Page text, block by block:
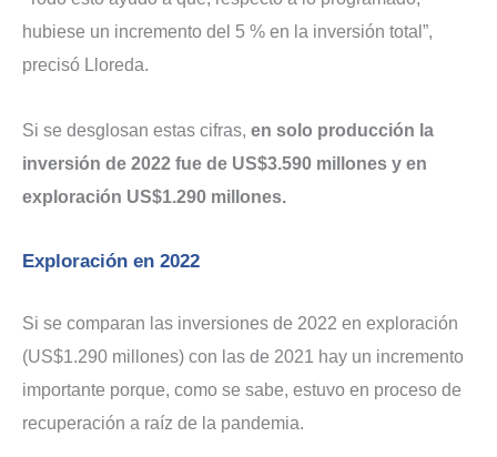
hubiese un incremento del 5 % en la inversión total”,
precisó Lloreda.
Si se desglosan estas cifras, en solo producción la
inversión de 2022 fue de US$3.590 millones y en
exploración US$1.290 millones.
Exploración en 2022
Si se comparan las inversiones de 2022 en exploración
(US$1.290 millones) con las de 2021 hay un incremento
importante porque, como se sabe, estuvo en proceso de
recuperación a raíz de la pandemia.